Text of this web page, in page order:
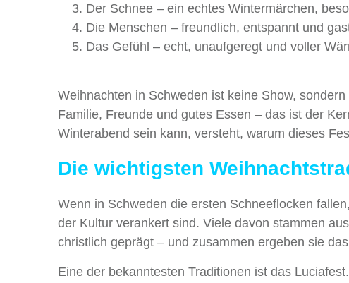
Der Schnee – ein echtes Wintermärchen,
Die Menschen – freundlich, entspannt und
Das Gefühl – echt, unaufgeregt und voller
Weihnachten in Schweden ist keine Show,
Familie, Freunde und gutes Essen – das ist der
Winterabend sein kann, versteht, warum dieses
Die wichtigsten
Wenn in Schweden die ersten Schneeflocken
der Kultur verankert sind. Viele davon stammen
christlich geprägt – und zusammen ergeben sie
Eine der bekanntesten Traditionen ist das